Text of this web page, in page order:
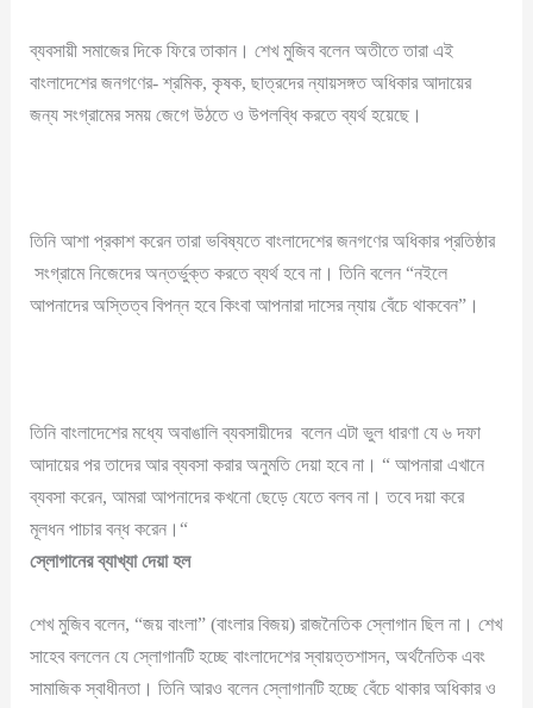
ব্যবসায়ী সমাজের দিকে ফিরে তাকান। শেখ মুজিব বলেন অতীতে তারা এই
বাংলাদেশের জনগণের- শ্রমিক, কৃষক, ছাত্রদের ন্যায়সঙ্গত অধিকার আদায়ের
জন্য সংগ্রামের সময় জেগে উঠতে ও উপলব্ধি করতে ব্যর্থ হয়েছে।
তিনি আশা প্রকাশ করেন তারা ভবিষ্যতে বাংলাদেশের জনগণের অধিকার প্রতিষ্ঠার
সংগ্রামে নিজেদের অন্তর্ভুক্ত করতে ব্যর্থ হবে না। তিনি বলেন “নইলে
আপনাদের অস্তিত্ব বিপন্ন হবে কিংবা আপনারা দাসের ন্যায় বেঁচে থাকবেন”।
তিনি বাংলাদেশের মধ্যে অবাঙালি ব্যবসায়ীদের বলেন এটা ভুল ধারণা যে ৬ দফা
আদায়ের পর তাদের আর ব্যবসা করার অনুমতি দেয়া হবে না। “ আপনারা এখানে
ব্যবসা করেন, আমরা আপনাদের কখনো ছেড়ে যেতে বলব না। তবে দয়া করে
মূলধন পাচার বন্ধ করেন।“
স্লোগানের ব্যাখ্যা দেয়া হল
শেখ মুজিব বলেন, “জয় বাংলা” (বাংলার বিজয়) রাজনৈতিক স্লোগান ছিল না। শেখ
সাহেব বললেন যে স্লোগানটি হচ্ছে বাংলাদেশের স্বায়ত্তশাসন, অর্থনৈতিক এবং
সামাজিক স্বাধীনতা। তিনি আরও বলেন স্লোগানটি হচ্ছে বেঁচে থাকার অধিকার ও